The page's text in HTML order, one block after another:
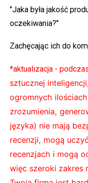
"Jaka była jakość
oczekiwania?"
Zachęcając ich do
*aktualizacja -
sztucznej
ogromnych
zrozumienia,
języka) nie mają
recenzji, mogą
recenzjach i mogą
więc szeroki zakres